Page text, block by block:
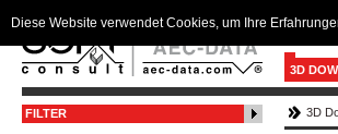
3D
FILTER 3D
Diese Website verwendet Cookies, um Ihre